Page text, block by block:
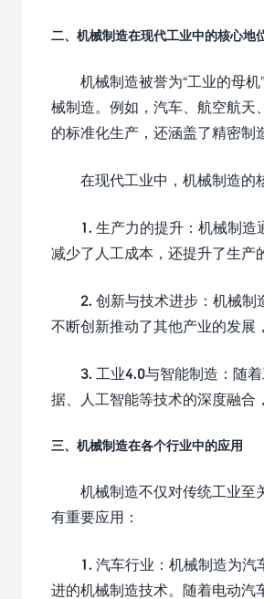
二、机械制造在现代工业中的核心地
机械制造被誉为“工业的母
械制造。例如，汽车、航空航天
的标准化生产，还涵盖了精密制
在现代工业中，机械制造的
1. 生产力的提升：机械制
减少了人工成本，还提升了生产
2. 创新与技术进步：机械
不断创新推动了其他产业的发展
3. 工业4.0与智能制造：随
据、人工智能等技术的深度融合
三、机械制造在各个行业中的应用
机械制造不仅对传统工业至
有重要应用：
1. 汽车行业：机械制造为
进的机械制造技术。随着电动汽